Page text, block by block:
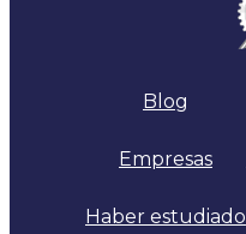
Blog
Empresas
Haber estudiado